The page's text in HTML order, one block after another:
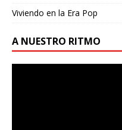
Viviendo en la Era Pop
A NUESTRO RITMO